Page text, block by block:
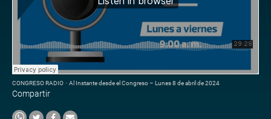
CONGRESO RADIO · Al Instante desde el Congreso – Lunes 8 de abril de 2024
Compartir